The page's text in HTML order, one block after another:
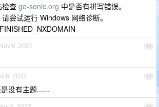
检查 go-sonic.org 中是否有拼写错误。
尝试运行 Windows 网络诊断。
12
Nov 6, 2022
13
6, 2022
没有主题......